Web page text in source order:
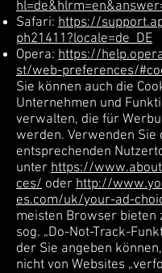
Safari: https://
ph21411?locale=de_DE
Opera: https://
st/web-preferences/
Sie können auch die
Unternehmen und
verwalten, die für
werden. Verwenden Sie
entsprechenden
unter https://
ces/ oder http://
es.com/uk/your-ad-
meisten Browser bieten
sog. „Do-Not-Track-
der Sie angeben
nicht von Websites